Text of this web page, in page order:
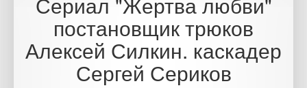
постановщик трюков
Алексей Силкин. каскадер
Сергей Сериков